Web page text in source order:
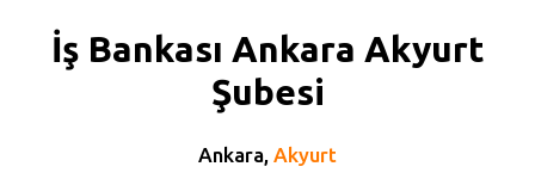
İş Bankası Ankara Akyurt
Şubesi
Ankara, Akyurt